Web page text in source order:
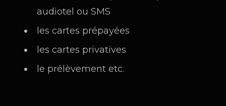
audiotel ou SMS
les cartes prépayées
les cartes privatives
le prélèvement etc.